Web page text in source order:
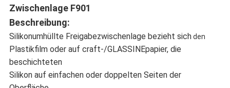
Zwischenlage F901
Beschreibung:
Silikonumhüllte Freigabezwischenlage bezieht sichden
Plastikfilm oder auf craft-/GLASSINEpapier, die
beschichteten
Silikon auf einfachen oder doppelten Seiten der